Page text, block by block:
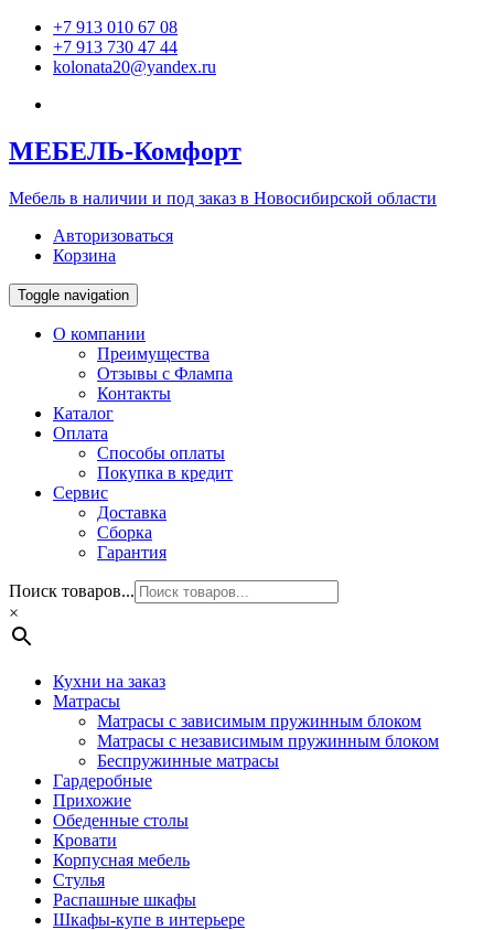
+7 913 010 67 08
+7 913 730 47 44
kolonata20@yandex.ru
МЕБЕЛЬ-Комфорт
Мебель в наличии и под заказ в Новосибирской области
Авторизоваться
Корзина
Toggle navigation
О компании
Преимущества
Отзывы c Флампа
Контакты
Каталог
Оплата
Способы оплаты
Покупка в кредит
Сервис
Доставка
Сборка
Гарантия
Поиск товаров...
×
Кухни на заказ
Матрасы
Матрасы с зависимым пружинным блоком
Матрасы с независимым пружинным блоком
Беспружинные матрасы
Гардеробные
Прихожие
Обеденные столы
Кровати
Корпусная мебель
Стулья
Распашные шкафы
Шкафы-купе в интерьере